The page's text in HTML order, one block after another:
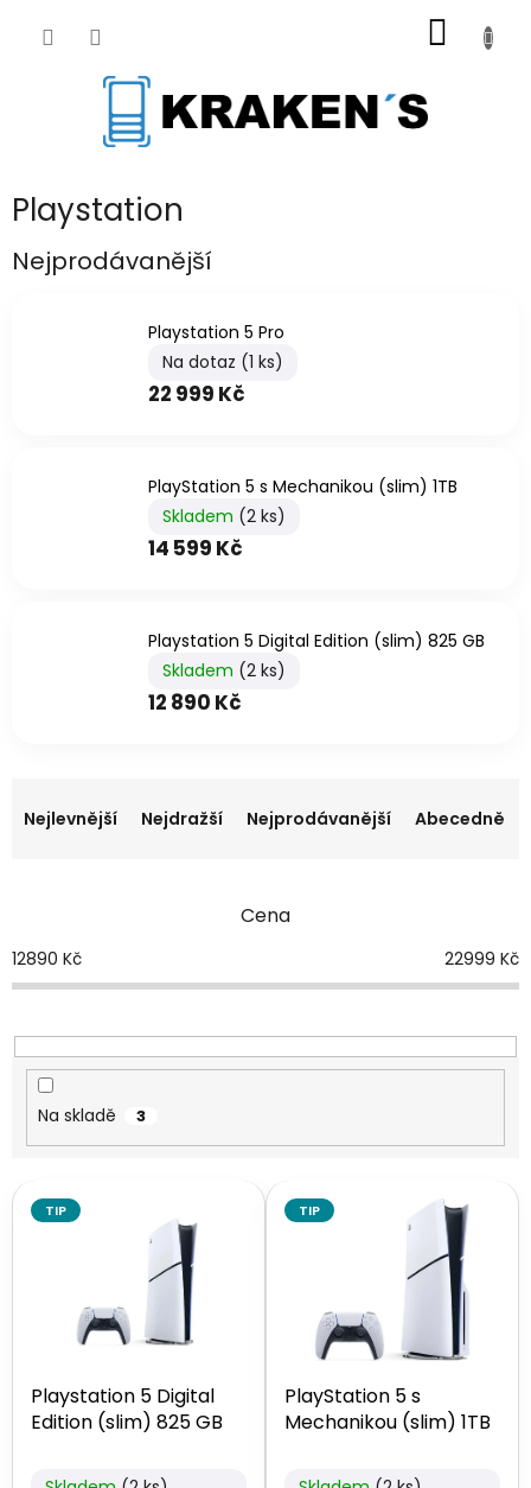
KOŠÍK
Playstation
Nejprodávanější
Playstation 5 Pro
Na dotaz (1 ks)
22 999 Kč
PlayStation 5 s Mechanikou (slim) 1TB
Skladem (2 ks)
14 599 Kč
Playstation 5 Digital Edition (slim) 825 GB
Skladem (2 ks)
12 890 Kč
a
p
r
o
u
Nejlevnější Nejdražší Nejprodávanější Abecedně
Cena
12890 Kč 22999 Kč
Na skladě 3
V
TIP
Playstation 5 Digital
Edition (slim) 825 GB
TIP
PlayStation 5 s
Mechanikou (slim) 1TB